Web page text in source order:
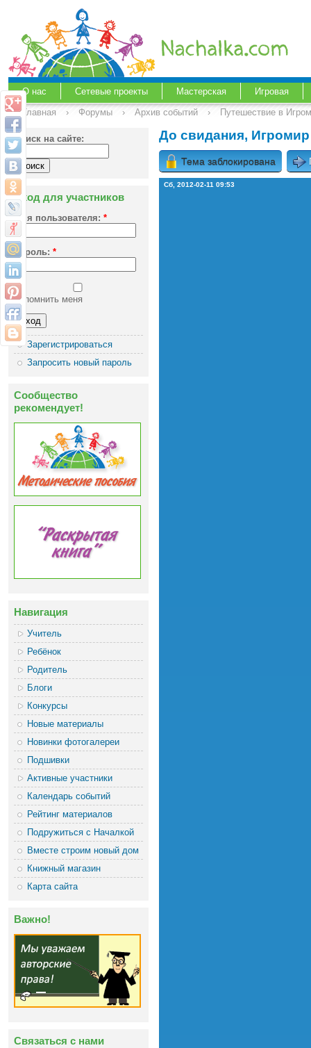
О нас Сетевые проекты Мастерская
Игровая
Главная
› Форумы › Архив событий › Путешествие в
Поиск на сайте:
Вход для участников
Имя пользователя: *
Пароль: *
Запомнить меня
Зарегистрироваться
Запросить новый пароль
Сообщество
рекомендует!
Навигация
Учитель
Ребёнок
Родитель
Блоги
Конкурсы
Новые материалы
Новинки фотогалереи
Подшивки
Активные участники
Календарь событий
Рейтинг материалов
Подружиться с Началкой
Вместе строим новый дом
Книжный магазин
Карта сайта
Важно!
Связаться с нами
До свидания,
Тема заблокирована
Сб, 2012-02-11 09:53